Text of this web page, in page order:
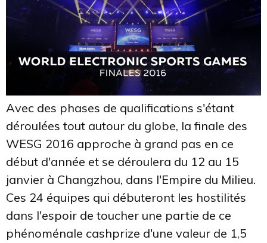
Avec des phases de qualifications s'étant
déroulées tout autour du globe, la finale des
WESG 2016 approche à grand pas en ce
début d'année et se déroulera du 12 au 15
janvier à Changzhou, dans l'Empire du Milieu.
Ces 24 équipes qui débuteront les hostilités
dans l'espoir de toucher une partie de ce
phénoménale cashprize d'une valeur de 1,5